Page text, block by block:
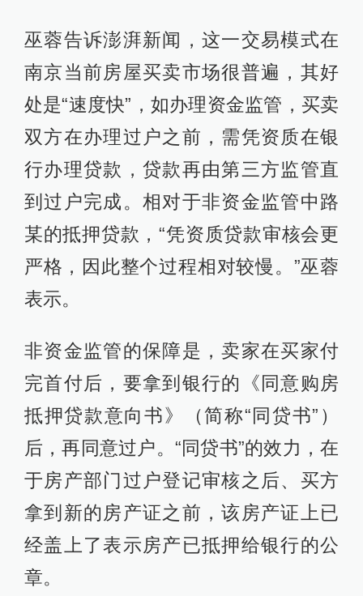
巫蓉告诉澎湃新闻，这一交易模式在
南京当前房屋买卖市场很普遍，其好
处是“速度快”，如办理资金监管，买卖
双方在办理过户之前，需凭资质在银
行办理贷款，贷款再由第三方监管直
到过户完成。相对于非资金监管中路
某的抵押贷款，“凭资质贷款审核会更
严格，因此整个过程相对较慢。”巫蓉
表示。
非资金监管的保障是，卖家在买家付
完首付后，要拿到银行的《同意购房
抵押贷款意向书》（简称“同贷书”）
后，再同意过户。“同贷书”的效力，在
于房产部门过户登记审核之后、买方
拿到新的房产证之前，该房产证上已
经盖上了表示房产已抵押给银行的公
章。